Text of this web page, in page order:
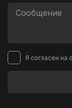
Я согласен на